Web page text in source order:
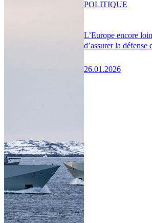
L’Europe encore
d’assurer la défense
26.01.2026
POLITIQUE